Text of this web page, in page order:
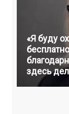
«Я буду
здесь